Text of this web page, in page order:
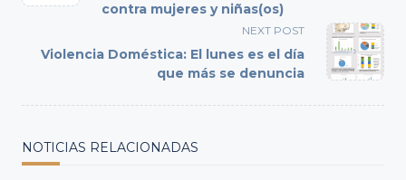
screen-
text">Page</span>
contra mujeres y niñas(os)
NEXT POST
Violencia Doméstica: El lunes es el día
que más se denuncia
NOTICIAS RELACIONADAS